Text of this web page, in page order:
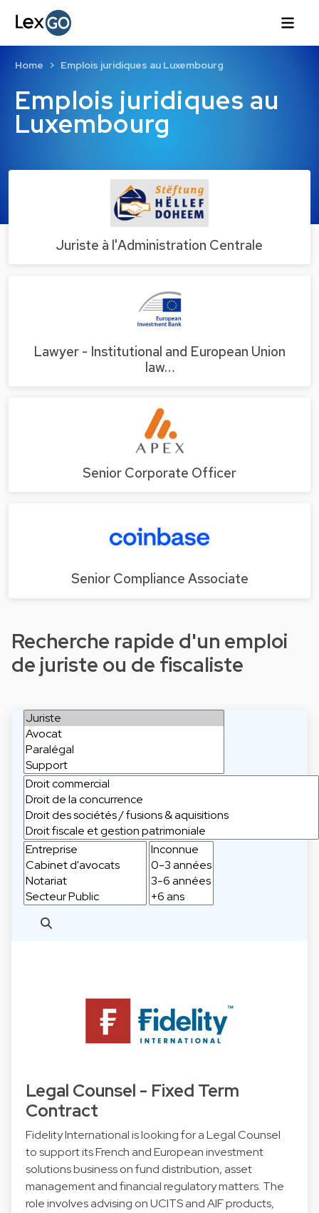
Emplois juridiques au
Luxembourg
Home Emplois juridiques au Luxembourg
Juriste à l'Administration Centrale
Lawyer - Institutional and European Union
law…
Senior Corporate Officer
Senior Compliance Associate
Recherche rapide d'un emploi
de juriste ou de fiscaliste
Legal Counsel - Fixed Term
Contract
Fidelity International is looking for a Legal Counsel
to support its French and European investment
solutions business on fund distribution, asset
management and financial regulatory matters. The
role involves advising on UCITS and AIF products,